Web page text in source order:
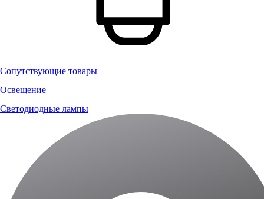
Сопутствующие товары
Освещение
Светодиодные лампы